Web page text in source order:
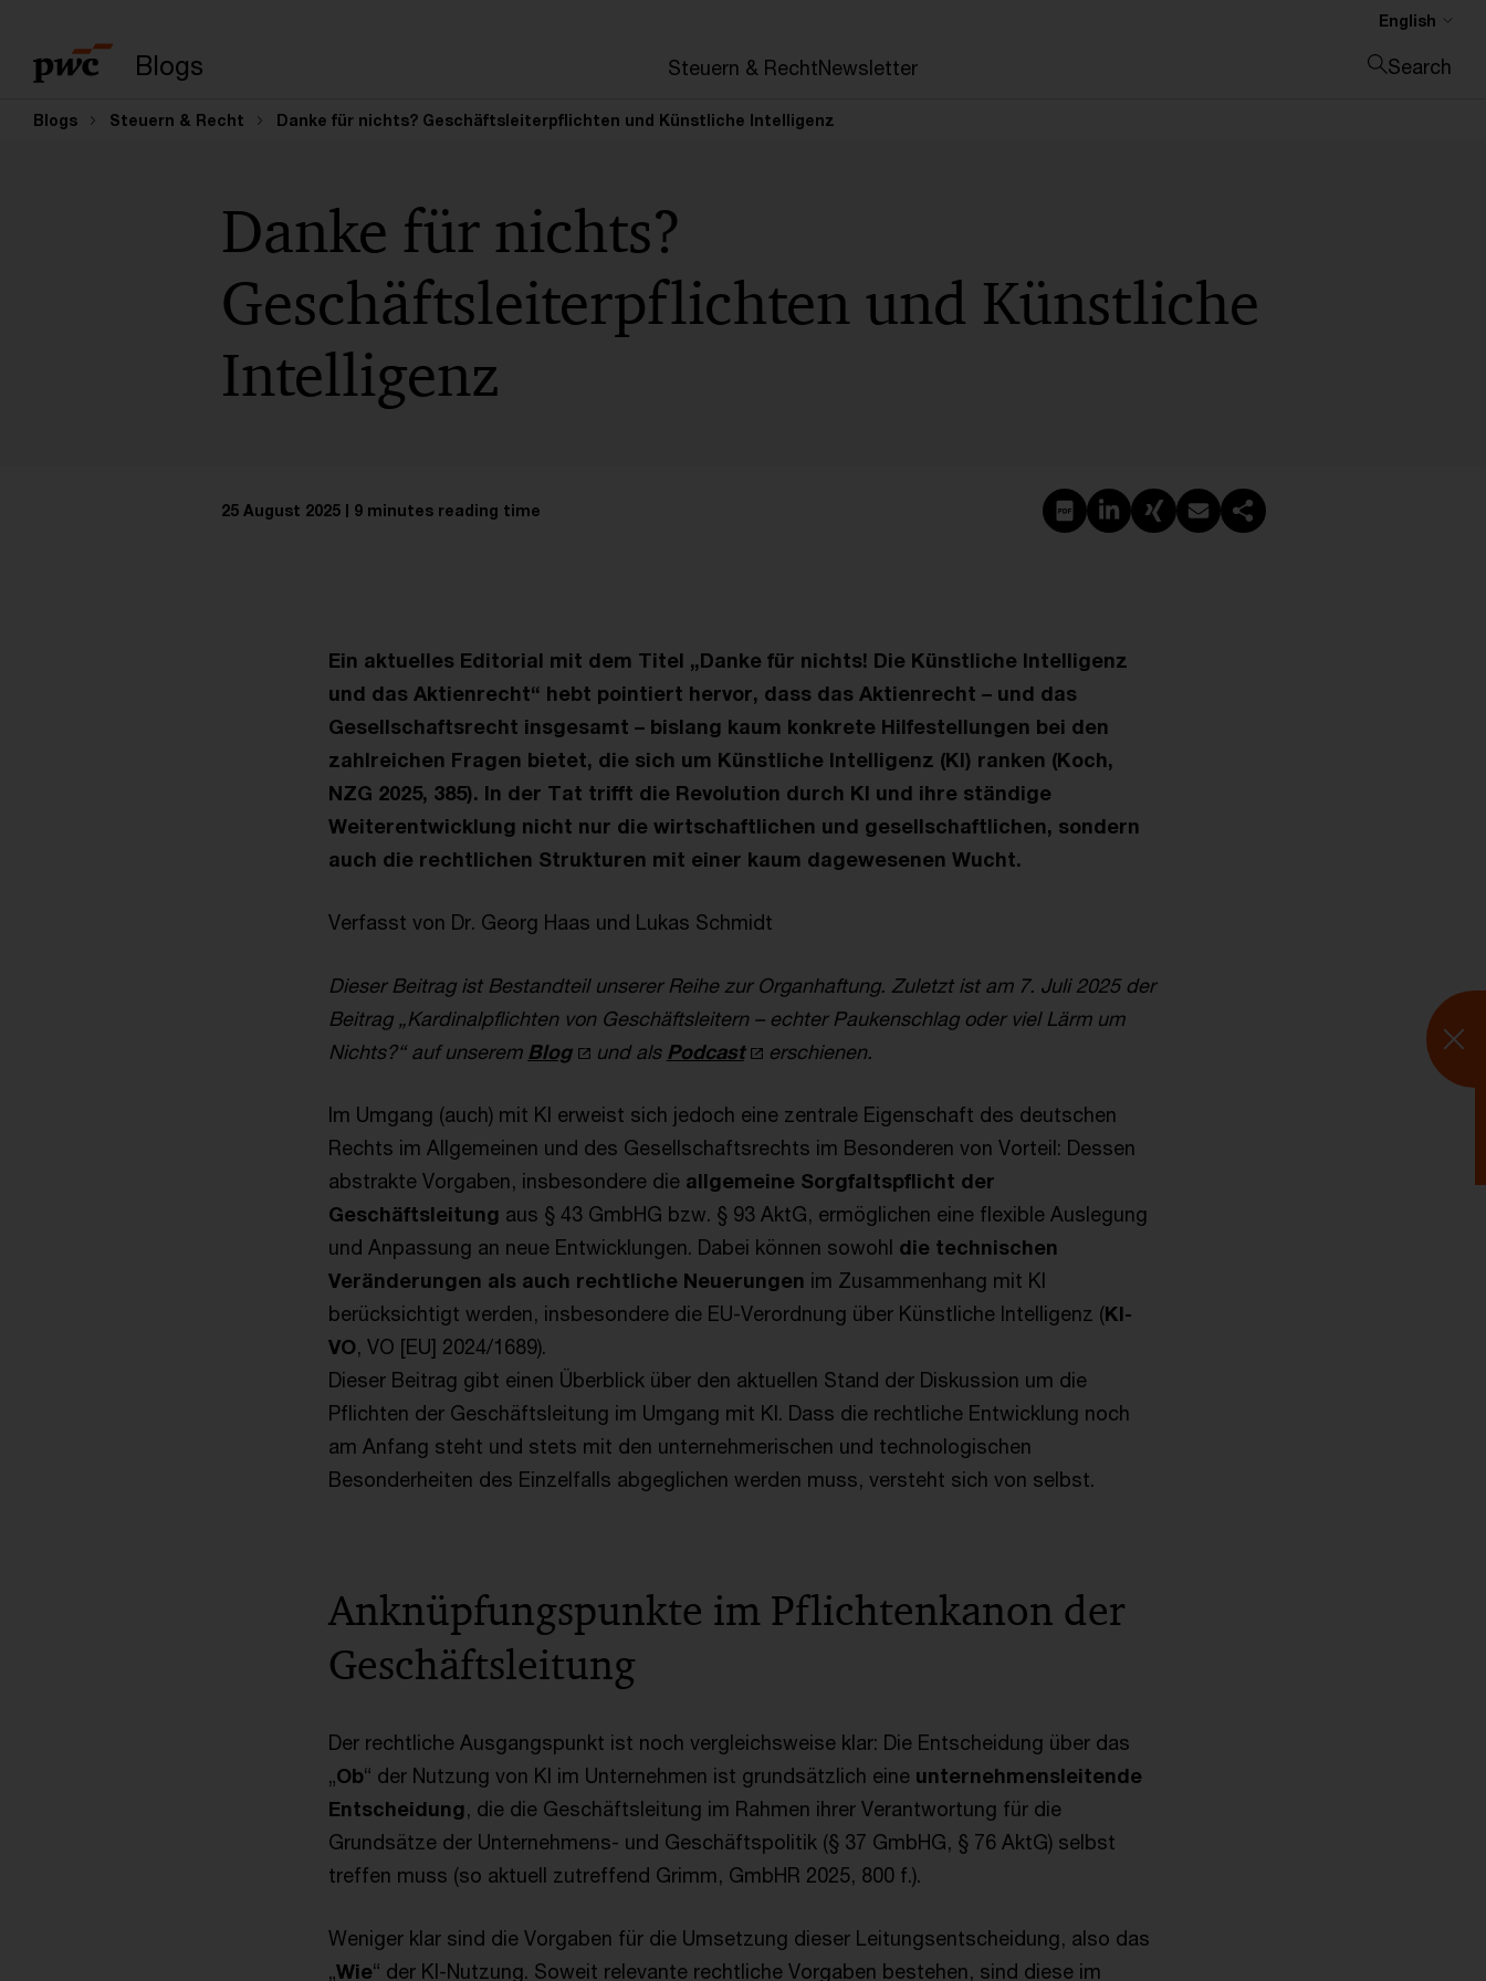
Blogs Steuern & RechtNewsletter
English
Search
Blogs Steuern & Recht Danke für nichts? Geschäftsleiterpflichten und Künstliche Intelligenz
Danke für nichts?
Geschäftsleiterpflichten und Künstliche
Intelligenz
25 August 2025 9 minutes reading time Create PDF
Share on LinkedIn
Share on Xing
Share via email
Copy link
Ein aktuelles Editorial mit dem Titel „Danke für nichts! Die Künstliche Intelligenz
und das Aktienrecht“ hebt pointiert hervor, dass das Aktienrecht – und das
Gesellschaftsrecht insgesamt – bislang kaum konkrete Hilfestellungen bei den
zahlreichen Fragen bietet, die sich um Künstliche Intelligenz (KI) ranken (Koch,
NZG 2025, 385). In der Tat trifft die Revolution durch KI und ihre ständige
Weiterentwicklung nicht nur die wirtschaftlichen und gesellschaftlichen, sondern
auch die rechtlichen Strukturen mit einer kaum dagewesenen Wucht.
Verfasst von Dr. Georg Haas und Lukas Schmidt
Dieser Beitrag ist Bestandteil unserer Reihe zur Organhaftung. Zuletzt ist am 7. Juli 2025 der
Beitrag „Kardinalpflichten von Geschäftsleitern – echter Paukenschlag oder viel Lärm um
Nichts?“ auf unserem Blog und als Podcast erschienen.
Im Umgang (auch) mit KI erweist sich jedoch eine zentrale Eigenschaft des deutschen
Rechts im Allgemeinen und des Gesellschaftsrechts im Besonderen von Vorteil: Dessen
abstrakte Vorgaben, insbesondere die allgemeine Sorgfaltspflicht der
Geschäftsleitung aus § 43 GmbHG bzw. § 93 AktG, ermöglichen eine flexible Auslegung
und Anpassung an neue Entwicklungen. Dabei können sowohl die technischen
Veränderungen als auch rechtliche Neuerungen im Zusammenhang mit KI
berücksichtigt werden, insbesondere die EU-Verordnung über Künstliche Intelligenz (KI-
VO, VO [EU] 2024/1689).
Dieser Beitrag gibt einen Überblick über den aktuellen Stand der Diskussion um die
Pflichten der Geschäftsleitung im Umgang mit KI. Dass die rechtliche Entwicklung noch
am Anfang steht und stets mit den unternehmerischen und technologischen
Besonderheiten des Einzelfalls abgeglichen werden muss, versteht sich von selbst.
Anknüpfungspunkte im Pflichtenkanon der
Geschäftsleitung
Der rechtliche Ausgangspunkt ist noch vergleichsweise klar: Die Entscheidung über das
„Ob“ der Nutzung von KI im Unternehmen ist grundsätzlich eine unternehmensleitende
Entscheidung, die die Geschäftsleitung im Rahmen ihrer Verantwortung für die
Grundsätze der Unternehmens- und Geschäftspolitik (§ 37 GmbHG, § 76 AktG) selbst
treffen muss (so aktuell zutreffend Grimm, GmbHR 2025, 800 f.).
Weniger klar sind die Vorgaben für die Umsetzung dieser Leitungsentscheidung, also das
„Wie“ der KI-Nutzung. Soweit relevante rechtliche Vorgaben bestehen, sind diese im